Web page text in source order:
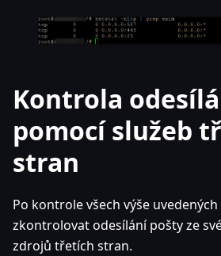
Kontrola
pomocí služeb
stran
Po kontrole všech výše
zkontrolovat odesílání pošty ze
zdrojů třetích stran.